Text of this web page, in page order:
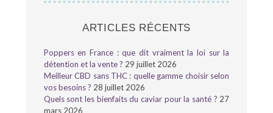
ARTICLES RÉCENTS
Poppers en France : que dit vraiment la loi sur la
détention et la vente ? 29 juillet 2026
Meilleur CBD sans THC : quelle gamme choisir selon
vos besoins ? 28 juillet 2026
Quels sont les bienfaits du caviar pour la santé ? 27
mars 2026